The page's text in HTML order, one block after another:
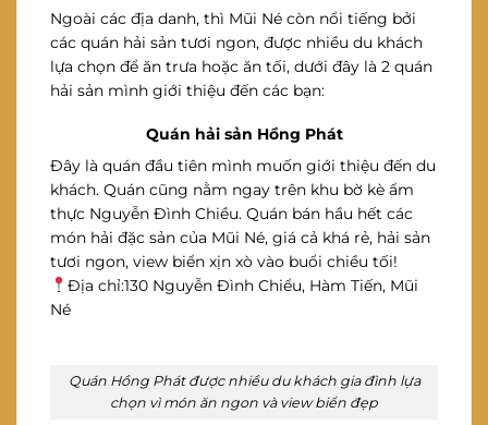
Ngoài các địa danh, thì Mũi Né còn nổi tiếng bởi
các quán hải sản tươi ngon, được nhiều du khách
lựa chọn để ăn trưa hoặc ăn tối, dưới đây là 2 quán
hải sản mình giới thiệu đến các bạn:
Quán hải sản Hồng Phát
Đây là quán đầu tiên mình muốn giới thiệu đến du
khách. Quán cũng nằm ngay trên khu bờ kè ẩm
thực Nguyễn Đình Chiều. Quán bán hầu hết các
món hải đặc sản của Mũi Né, giá cả khá rẻ, hải sản
tươi ngon, view biển xịn xò vào buổi chiều tối!
Địa chỉ:130 Nguyễn Đình Chiểu, Hàm Tiến, Mũi
Né
Quán Hồng Phát được nhiều du khách gia đình lựa
chọn vì món ăn ngon và view biển đẹp